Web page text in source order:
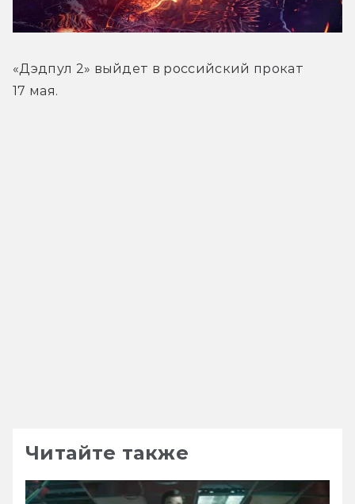
«Дэдпул 2» выйдет в российский прокат
17 мая.
Читайте также